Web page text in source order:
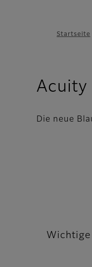
Startseite
Acuity
Die neue